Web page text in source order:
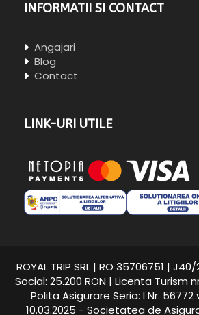
INFORMATII SI CONTACT
Angajari
Blog
Contact
LINK-URI UTILE
ROYAL TRIP SRL | RO 35706751 |
Social: 25.200 RON | Licenta Turism
Polita Asigurare Seria: I Nr.
10.03.2025 - Societatea de